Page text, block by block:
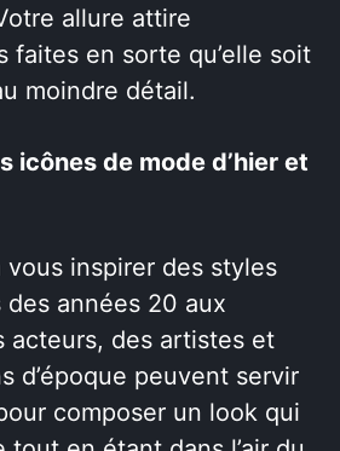
allure attire
faites en sorte qu’elle soit
moindre détail.
icônes de mode d’hier et
vous inspirer des styles
années 20 aux
acteurs, des artistes et
d’époque peuvent servir
composer un look qui